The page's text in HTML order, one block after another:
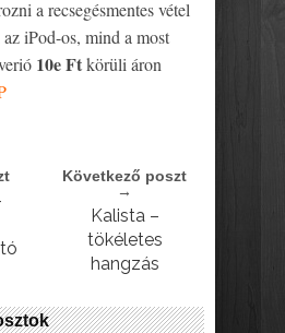
a recsegésmentes vétel
iPod-os, mind a most
10e Ftkörüli áron
Következő poszt
→
Kalista –
tökéletes
hangzás